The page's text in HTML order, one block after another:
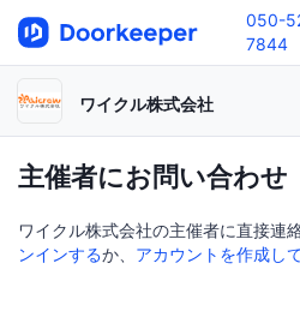
050-
7844
ワイクル株式会社
主催者にお問い合わせ
ワイクル株式会社の主催者に直接連
ンインするか、 アカウントを作成し